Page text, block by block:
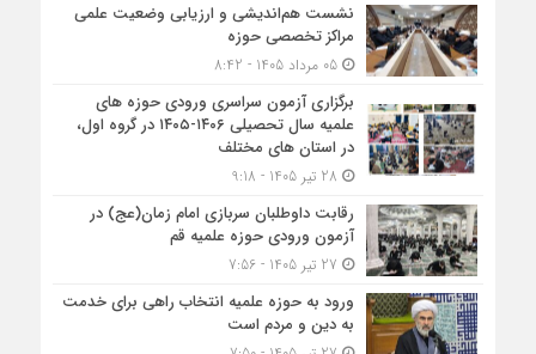
نشست هم‌اندیشی و ارزیابی وضعیت علمی
مراکز تخصصی حوزه
05 مرداد 1405 - 8:42
برگزاری آزمون سراسری ورودی حوزه های
علمیه سال تحصیلی ۱۴۰۶-۱۴۰۵ در گروه اول،
در استان های مختلف
رقابت داوطلبان سربازی امام زمان(عج) در
آزمون ورودی حوزه علمیه قم
ورود به حوزه علمیه انتخاب راهی برای خدمت
به دین و مردم است